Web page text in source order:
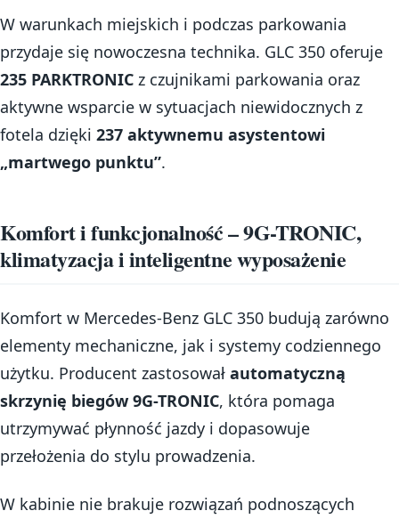
W warunkach miejskich i podczas parkowania
przydaje się nowoczesna technika. GLC 350 oferuje
235 PARKTRONIC z czujnikami parkowania oraz
aktywne wsparcie w sytuacjach niewidocznych z
fotela dzięki 237 aktywnemu asystentowi
„martwego punktu”.
Komfort i funkcjonalność – 9G-TRONIC,
klimatyzacja i inteligentne wyposażenie
Komfort w Mercedes-Benz GLC 350 budują zarówno
elementy mechaniczne, jak i systemy codziennego
użytku. Producent zastosował automatyczną
skrzynię biegów 9G-TRONIC, która pomaga
utrzymywać płynność jazdy i dopasowuje
przełożenia do stylu prowadzenia.
W kabinie nie brakuje rozwiązań podnoszących